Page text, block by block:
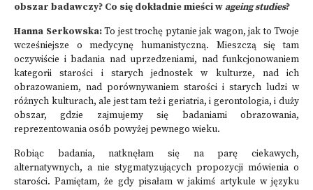
obszar badawczy? Co się dokładnie mieści wageing studies?
Hanna Serkowska:To jest trochę pytanie jak wagon, jak to Twoje
wcześniejsze o medycynę humanistyczną. Mieszczą się tam
oczywiście i badania nad uprzedzeniami, nad funkcjonowaniem
kategorii starości i starych jednostek w kulturze, nad ich
obrazowaniem, nad porównywaniem starości i starych ludzi w
różnych kulturach, ale jest tam też i geriatria, i gerontologia, i duży
obszar, gdzie zajmujemy się badaniami obrazowania,
reprezentowania osób powyżej pewnego wieku.
Robiąc badania, natknęłam się na parę ciekawych,
alternatywnych, a nie stygmatyzujących propozycji mówienia o
starości. Pamiętam, że gdy pisałam w jakimś artykule w języku